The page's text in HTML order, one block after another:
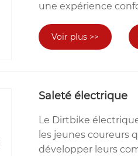
une expérience
Voir plus >>
Saleté électrique
Le Dirtbike
les jeunes coureurs
développer leurs